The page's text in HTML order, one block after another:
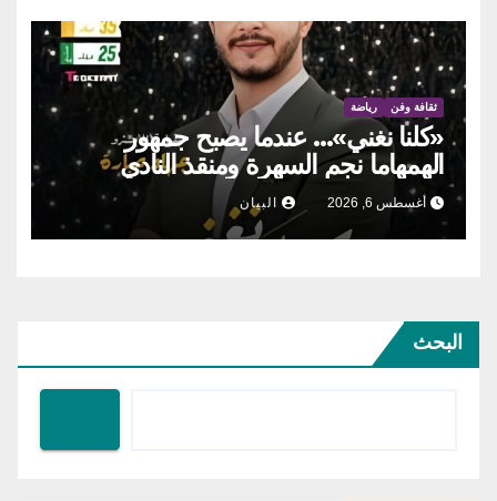
ثقافة وفن رياضة
«كلنا نغني»… عندما يصبح جمهور
الهمهاما نجم السهرة ومنقذ النادي
أغسطس 6, 2026 البيان
البحث